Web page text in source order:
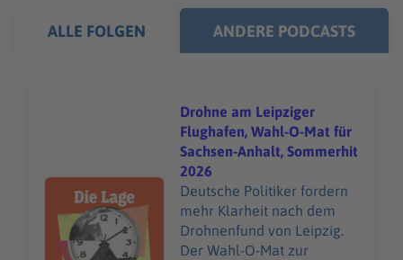
ALLE FOLGEN ANDERE PODCASTS
Audiotitel - Drohne am Leipziger Flughafen, Wahl-O-
Drohne am Leipziger
Flughafen, Wahl-O-Mat für
Sachsen-Anhalt, Sommerhit
2026
Deutsche Politiker fordern
mehr Klarheit nach dem
Drohnenfund von Leipzig.
Der Wahl-O-Mat zur